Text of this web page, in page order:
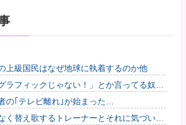
上級国民はなぜ地球に執着するのか他
ラフィックじゃない！」とか言ってる奴っ
くないの？他
の｢テレビ離れ｣が始まった…
く替え歌するトレーナーとそれに気づいて